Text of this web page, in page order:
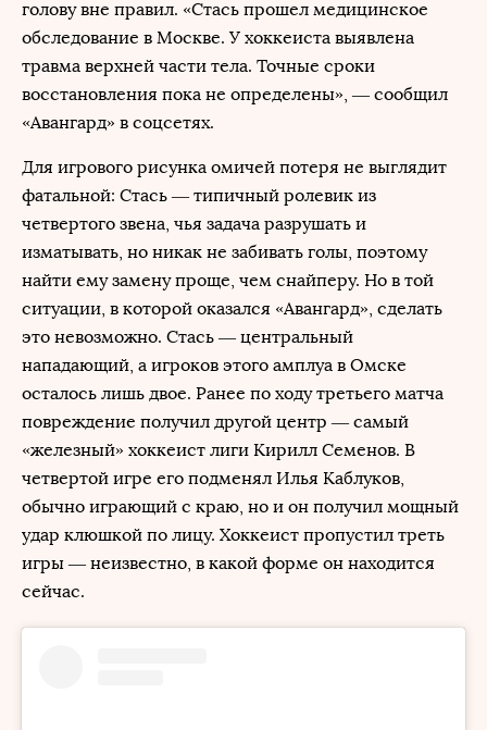
голову вне правил. «Стась прошел медицинское
обследование в Москве. У хоккеиста выявлена
травма верхней части тела. Точные сроки
восстановления пока не определены», — сообщил
«Авангард» в соцсетях.
Для игрового рисунка омичей потеря не выглядит
фатальной: Стась — типичный ролевик из
четвертого звена, чья задача разрушать и
изматывать, но никак не забивать голы, поэтому
найти ему замену проще, чем снайперу. Но в той
ситуации, в которой оказался «Авангард», сделать
это невозможно. Стась — центральный
нападающий, а игроков этого амплуа в Омске
осталось лишь двое. Ранее по ходу третьего матча
повреждение получил другой центр — самый
«железный» хоккеист лиги Кирилл Семенов. В
четвертой игре его подменял Илья Каблуков,
обычно играющий с краю, но и он получил мощный
удар клюшкой по лицу. Хоккеист пропустил треть
игры — неизвестно, в какой форме он находится
сейчас.